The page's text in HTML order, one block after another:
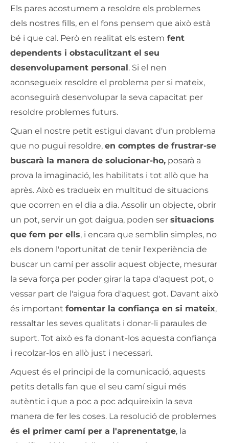
Els pares acostumem a resoldre els problemes
dels nostres fills, en el fons pensem que això està
bé i que cal. Però en realitat els estem fent
dependents i obstaculitzant el seu
desenvolupament personal . Si el nen
aconsegueix resoldre el problema per si mateix,
aconseguirà desenvolupar la seva capacitat per
resoldre problemes futurs.
Quan el nostre petit estigui davant d'un problema
que no pugui resoldre, en comptes de frustrar-se
buscarà la manera de solucionar-ho, posarà a
prova la imaginació, les habilitats i tot allò que ha
après. Això es tradueix en multitud de situacions
que ocorren en el dia a dia. Assolir un objecte, obrir
un pot, servir un got daigua, poden ser situacions
que fem per ells, i encara que semblin simples, no
els donem l'oportunitat de tenir l'experiència de
buscar un camí per assolir aquest objecte, mesurar
la seva força per poder girar la tapa d'aquest pot, o
vessar part de l'aigua fora d'aquest got. Davant això
és important fomentar la confiança en si mateix,
ressaltar les seves qualitats i donar-li paraules de
suport. Tot això es fa donant-los aquesta confiança
i recolzar-los en allò just i necessari.
Aquest és el principi de la comunicació, aquests
petits detalls fan que el seu camí sigui més
autèntic i que a poc a poc adquireixin la seva
manera de fer les coses. La resolució de problemes
és el primer camí per a l'aprenentatge, la